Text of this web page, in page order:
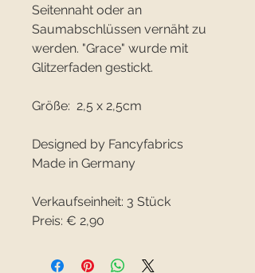
Seitennaht oder an
Saumabschlüssen vernäht zu
werden. "Grace" wurde mit
Glitzerfaden gestickt.
Größe: 2,5 x 2,5cm
Designed by Fancyfabrics
Made in Germany
Verkaufseinheit: 3 Stück
Preis: € 2,90